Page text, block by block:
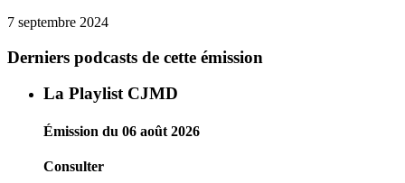
7 septembre 2024
Derniers podcasts de cette émission
La Playlist CJMD
Émission du 06 août 2026
Consulter